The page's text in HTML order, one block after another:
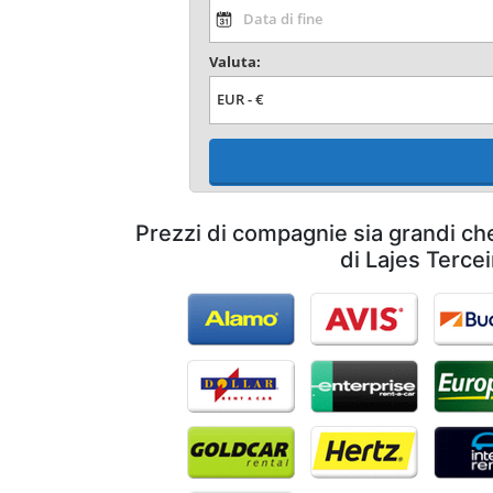
Valuta:
Prezzi di compagnie sia grandi
di Lajes